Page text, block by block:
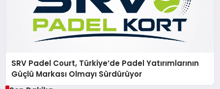
SRV Padel Court, Türkiye’de Padel Yatırımlarının
Güçlü Markası Olmayı Sürdürüyor